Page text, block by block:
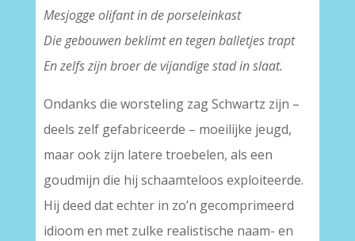
Mesjogge olifant in de porseleinkast
Die gebouwen beklimt en tegen balletjes trapt
En zelfs zijn broer de vijandige stad in slaat.
Ondanks die worsteling zag Schwartz zijn –
deels zelf gefabriceerde – moeilijke jeugd,
maar ook zijn latere troebelen, als een
goudmijn die hij schaamteloos exploiteerde.
Hij deed dat echter in zo’n gecomprimeerd
idioom en met zulke realistische naam- en